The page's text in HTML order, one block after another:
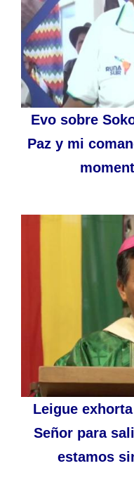
Evo sobre
Paz y mi
Leigue
Señor para
estamos